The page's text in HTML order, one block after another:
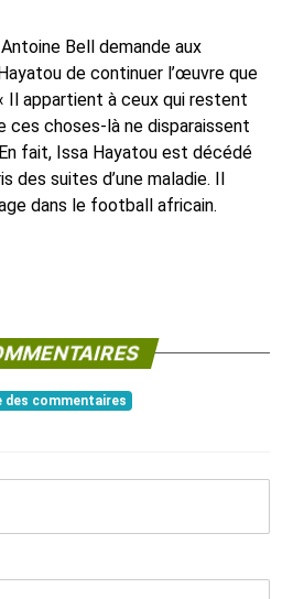
Bell demande aux
de continuer l’œuvre que
Il appartient à ceux qui restent
ces choses-là ne disparaissent
fait, Issa Hayatou est décédé
des suites d’une maladie. Il
dans le football africain.
commentaires